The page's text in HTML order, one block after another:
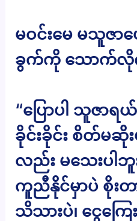
မဝင်းမေ မသူဇာ
ခွက်ကို သောက်လို
“ပြောပါ သူဇာရ
ခိုင်းခိုင်း စိတ်မဆို
လည်း မသေးပါဘူး
ကူညီနိုင်မှာပဲ စိုးတ
သိသားပဲ၊ ငွေကြ